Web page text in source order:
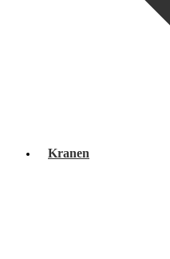
Kranen